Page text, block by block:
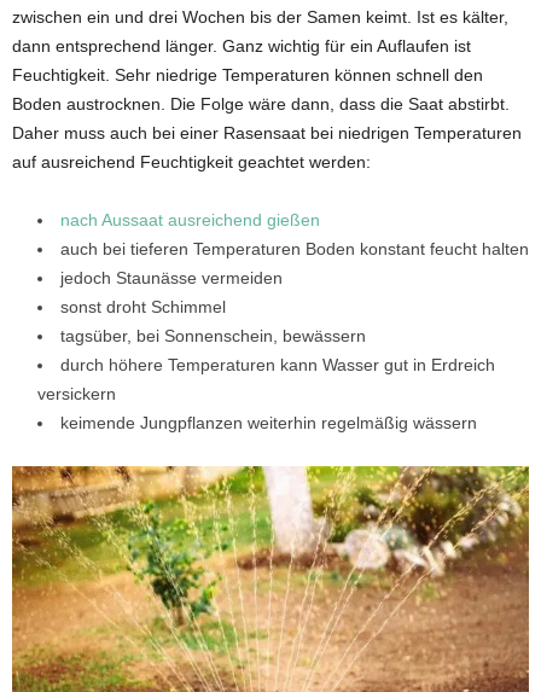
zwischen ein und drei Wochen bis der Samen keimt. Ist es kälter,
dann entsprechend länger. Ganz wichtig für ein Auflaufen ist
Feuchtigkeit. Sehr niedrige Temperaturen können schnell den
Boden austrocknen. Die Folge wäre dann, dass die Saat abstirbt.
Daher muss auch bei einer Rasensaat bei niedrigen Temperaturen
auf ausreichend Feuchtigkeit geachtet werden:
nach Aussaat ausreichend gießen
auch bei tieferen Temperaturen Boden konstant feucht halten
jedoch Staunässe vermeiden
sonst droht Schimmel
tagsüber, bei Sonnenschein, bewässern
durch höhere Temperaturen kann Wasser gut in Erdreich
versickern
keimende Jungpflanzen weiterhin regelmäßig wässern